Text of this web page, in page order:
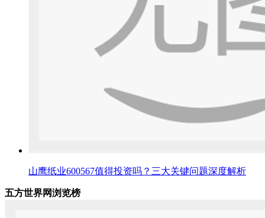
山鹰纸业600567值得投资吗？三大关键问题深度解析
五方世界网浏览榜